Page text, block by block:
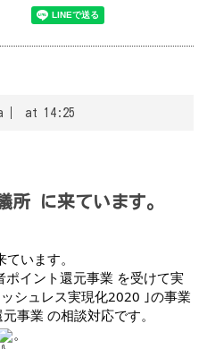
at 14:25
所 に来ています。
ています。
ポイント還元事業 を受けて実
シュレス実現化2020 ｣の事業
事業 の相談対応です。
。